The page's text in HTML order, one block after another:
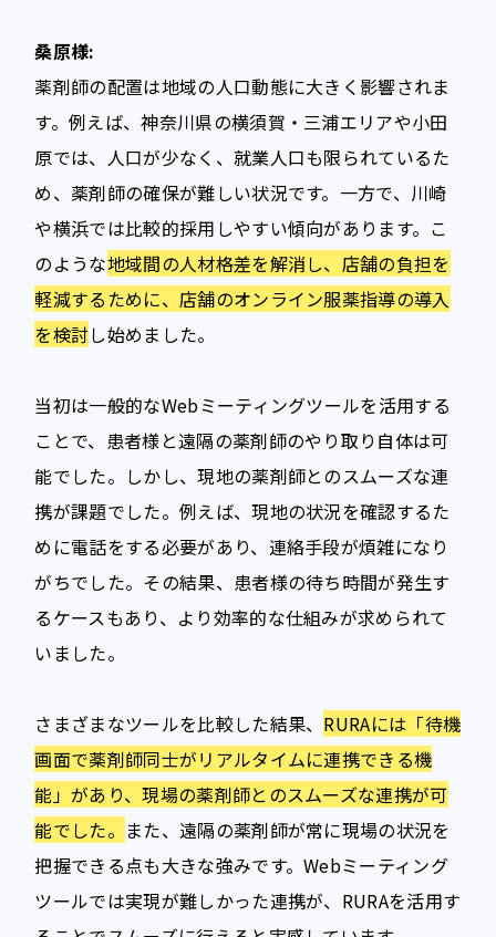
桑原様:
薬剤師の配置は地域の人口動態に大きく影響されま
す。例えば、神奈川県の横須賀・三浦エリアや小田
原では、人口が少なく、就業人口も限られているた
め、薬剤師の確保が難しい状況です。一方で、川崎
や横浜では比較的採用しやすい傾向があります。こ
のような地域間の人材格差を解消し、店舗の負担を
軽減するために、店舗のオンライン服薬指導の導入
を検討し始めました。
当初は一般的なWebミーティングツールを活用する
ことで、患者様と遠隔の薬剤師のやり取り自体は可
能でした。しかし、現地の薬剤師とのスムーズな連
携が課題でした。例えば、現地の状況を確認するた
めに電話をする必要があり、連絡手段が煩雑になり
がちでした。その結果、患者様の待ち時間が発生す
るケースもあり、より効率的な仕組みが求められて
いました。
さまざまなツールを比較した結果、 RURAには「待機
画面で薬剤師同士がリアルタイムに連携できる機
能」があり、現場の薬剤師とのスムーズな連携が可
能でした。 また、遠隔の薬剤師が常に現場の状況を
把握できる点も大きな強みです。Webミーティング
ツールでは実現が難しかった連携が、RURAを活用す